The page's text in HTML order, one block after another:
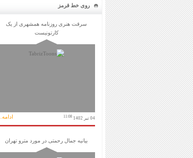
روی خط قرمز
سرقت هنری روزنامه همشهری از یک
کارتونیست
04 تیر 1402 11:08 ادامه...
بیانیه جمال رحمتی در مورد مترو تهران